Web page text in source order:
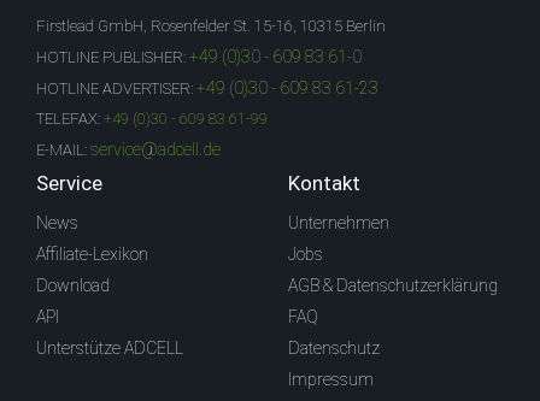
Firstlead GmbH, Rosenfelder St. 15-16, 10315 Berlin
HOTLINE PUBLISHER: +49 (0)30 - 609 83 61-0
HOTLINE ADVERTISER: +49 (0)30 - 609 83 61-23
TELEFAX: +49 (0)30 - 609 83 61-99
E-MAIL: service@adcell.de
Service
News
Affiliate-Lexikon
Download
API
Unterstütze ADCELL
Kontakt
Unternehmen
Jobs
AGB & Datenschutzerklärung
FAQ
Datenschutz
Impressum